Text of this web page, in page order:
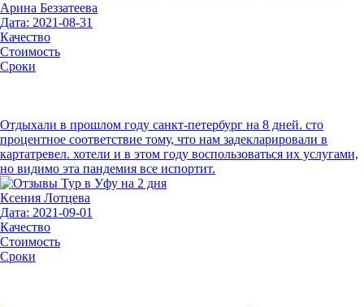
Арина Беззатеева
Дата: 2021-08-31
Качество
Стоимость
Сроки
Отдыхали в прошлом году санкт-петербург на 8 дней. сто
процентное соответствие тому, что нам задекларировали в
картатревел. хотели и в этом году воспользоваться их услугами,
но видимо эта пандемия все испортит.
Ксения Лотцева
Дата: 2021-09-01
Качество
Стоимость
Сроки